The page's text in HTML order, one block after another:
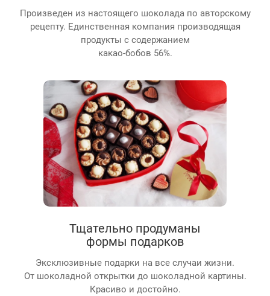
Произведен из настоящего шоколада по авторскому
рецепту. Единственная компания производящая
продукты с содержанием
какао-бобов 56%.
Тщательно продуманы
формы подарков
Эксклюзивные подарки на все случаи жизни.
От шоколадной открытки до шоколадной картины.
Красиво и достойно.